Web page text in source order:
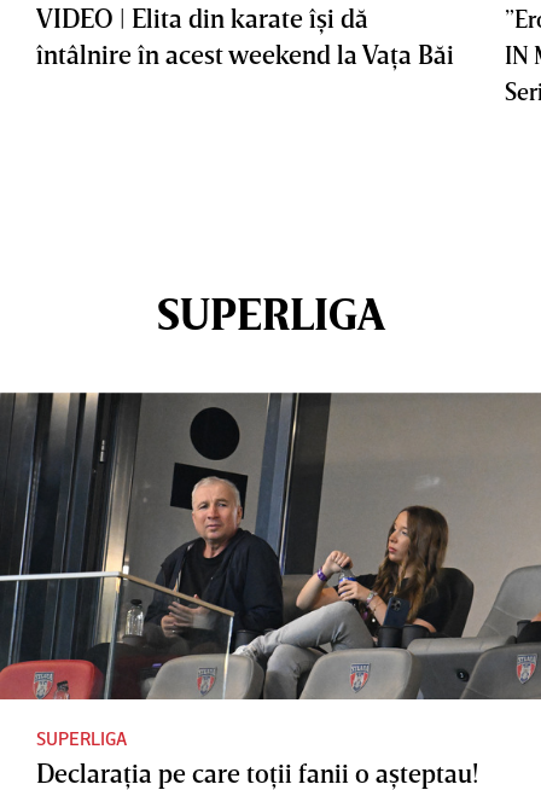
VIDEO | Elita din karate îşi dă
întâlnire în acest weekend la Vaţa Băi
IN
SUPERLIGA
SUPERLIGA
Declaraţia pe care toţii fanii o aşteptau!